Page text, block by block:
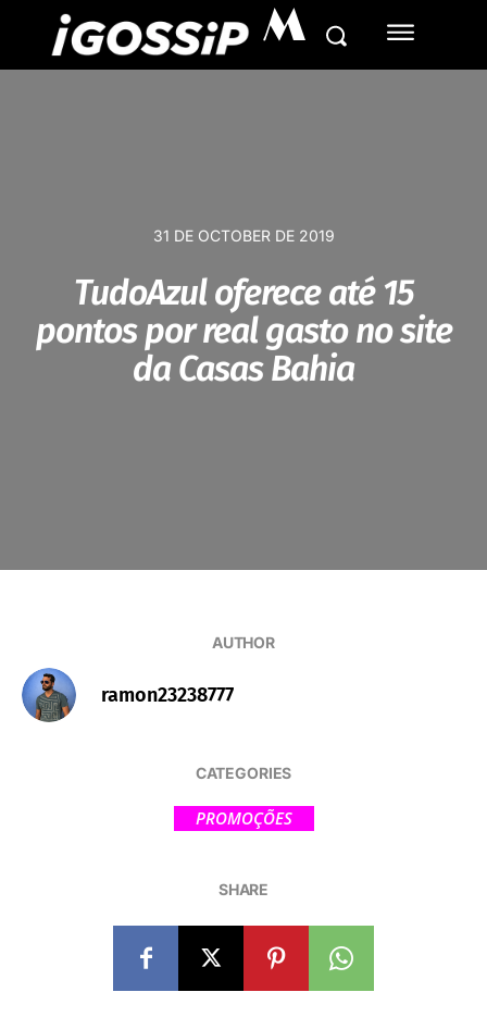
M
31 DE OCTOBER DE 2019
TudoAzul oferece até 15
pontos por real gasto no site
da Casas Bahia
AUTHOR
ramon23238777
CATEGORIES
PROMOÇÕES
SHARE